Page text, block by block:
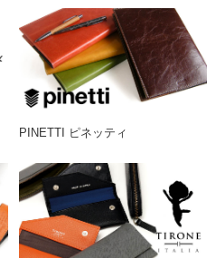
PINETTI ピネッティ